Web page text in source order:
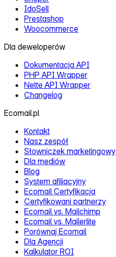
IdoSell
Prestashop
Woocommerce
Dla deweloperów
Dokumentacja API
PHP API Wrapper
Nette API Wrapper
Changelog
Ecomail.pl
Kontakt
Nasz zespół
Słowniczek marketingowy
Dla mediów
Blog
System afiliacyjny
Ecomail Certyfikacja
Certyfikowani partnerzy
Ecomail vs. Mailchimp
Ecomail vs. Mailerlite
Porównaj Ecomail
Dla Agencji
Kalkulator ROI